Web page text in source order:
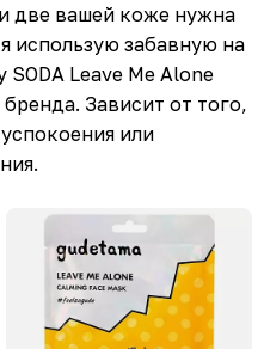
две вашей коже нужна
использую забавную на
Leave Me Alone
Зависит от того,
или